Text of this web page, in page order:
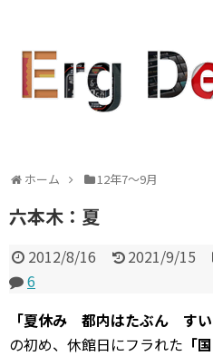
ホーム 12年7〜9月
六本木：夏
2012/8/16 2021/9/15
6
「夏休み 都内はたぶん すい
の初め、休館日にフラれた 「